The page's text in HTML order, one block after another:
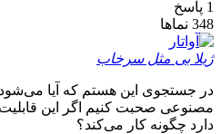
1 پاسخ
348 نماها
ژیلا بی مثل سرخاب
در جستجوی این هستم که آیا
مصنوعی صحبت کنیم اگر این
دارد چگونه کار می‌کند؟